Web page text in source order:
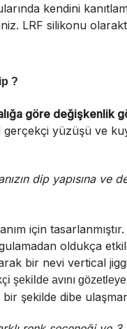
kendini
LRF silikonu
?
göre değişkenlik
yüzüşü ve
dip yapısına
için tasarlanmıştır.
oldukça
bir nevi vertical
şekilde avını
şekilde dibe